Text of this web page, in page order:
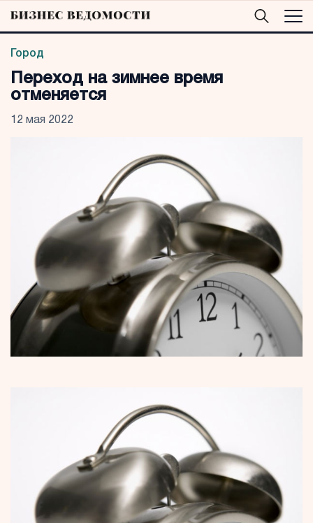
Город
Переход на зимнее время
отменяется
12 мая 2022